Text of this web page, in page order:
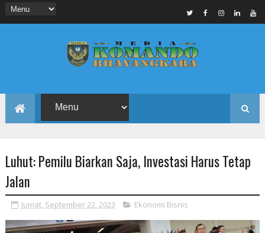
Luhut: Pemilu Biarkan Saja, Investasi Harus Tetap
Jalan
Jumat, September 22, 2023 Ekonomi Bisnis